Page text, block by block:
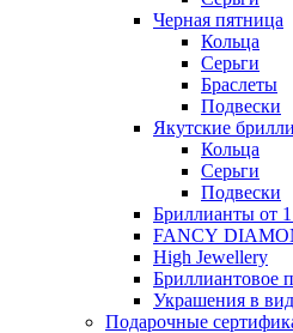
Черная пятница
Кольца
Серьги
Браслеты
Подвески
Якутские
Кольца
Серьги
Подвески
Бриллианты от 1
FANCY
High Jewellery
Бриллиантовое
Украшения в
Подарочные